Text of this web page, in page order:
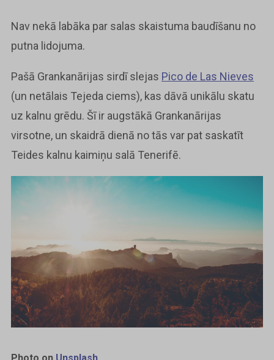
Nav nekā labāka par salas skaistuma baudīšanu no
putna lidojuma.
Pašā Grankanārijas sirdī slejas Pico de Las Nieves
(un netālais Tejeda ciems), kas dāvā unikālu skatu
uz kalnu grēdu. Šī ir augstākā Grankanārijas
virsotne, un skaidrā dienā no tās var pat saskatīt
Teides kalnu kaimiņu salā Tenerifē.